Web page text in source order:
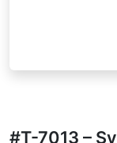
#T-7013 –